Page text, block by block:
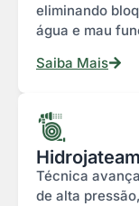
eliminando
água e mau
Saiba Mais
Técnica
de alta